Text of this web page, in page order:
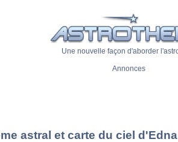
Une nouvelle façon d'aborder
Annonces
astral et carte du ciel